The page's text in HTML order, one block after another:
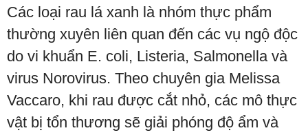
Các loại rau lá xanh là nhóm thực phẩm
thường xuyên liên quan đến các vụ ngộ độc
do vi khuẩn E. coli, Listeria, Salmonella và
virus Norovirus. Theo chuyên gia Melissa
Vaccaro, khi rau được cắt nhỏ, các mô thực
vật bị tổn thương sẽ giải phóng độ ẩm và